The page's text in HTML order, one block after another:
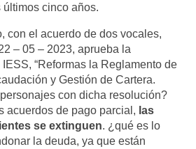
cinco años.
con el acuerdo de dos vocales,
– 05 – 2023, aprueba la
“Reformas la Reglamento de
y Gestión de Cartera.
con dicha resolución?
acuerdos de pago parcial, las
se extinguen. ¿qué es lo
la deuda, ya que están